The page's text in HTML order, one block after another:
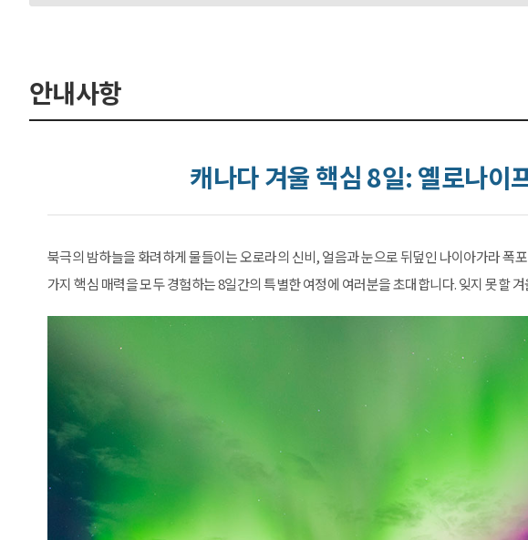
안내사항
캐나다 겨울 핵심 8일: 옐로나이
북극의 밤하늘을 화려하게 물들이는 오로라의 신비, 얼음과 눈으로 뒤덮인 나이아가라
가지 핵심 매력을 모두 경험하는 8일간의 특별한 여정에 여러분을 초대합니다. 잊지 못할